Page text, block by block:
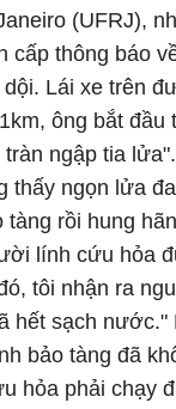
(UFRJ),
cấp thông báo
Lái xe trên
ông bắt đầu
ngập tia
thấy ngọn lửa
tàng rồi hung
lính cứu hỏa
tôi nhận ra
hết sạch nước."
bảo tàng đã
hỏa phải chạy